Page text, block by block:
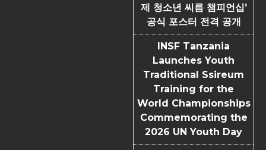
제 청소년 씨름 챔피언십’
공식 포스터 전격 공개
INSF Tanzania
Launches Youth
Traditional Ssireum
Training for the
World Championships
Commemorating the
2026 UN Youth Day